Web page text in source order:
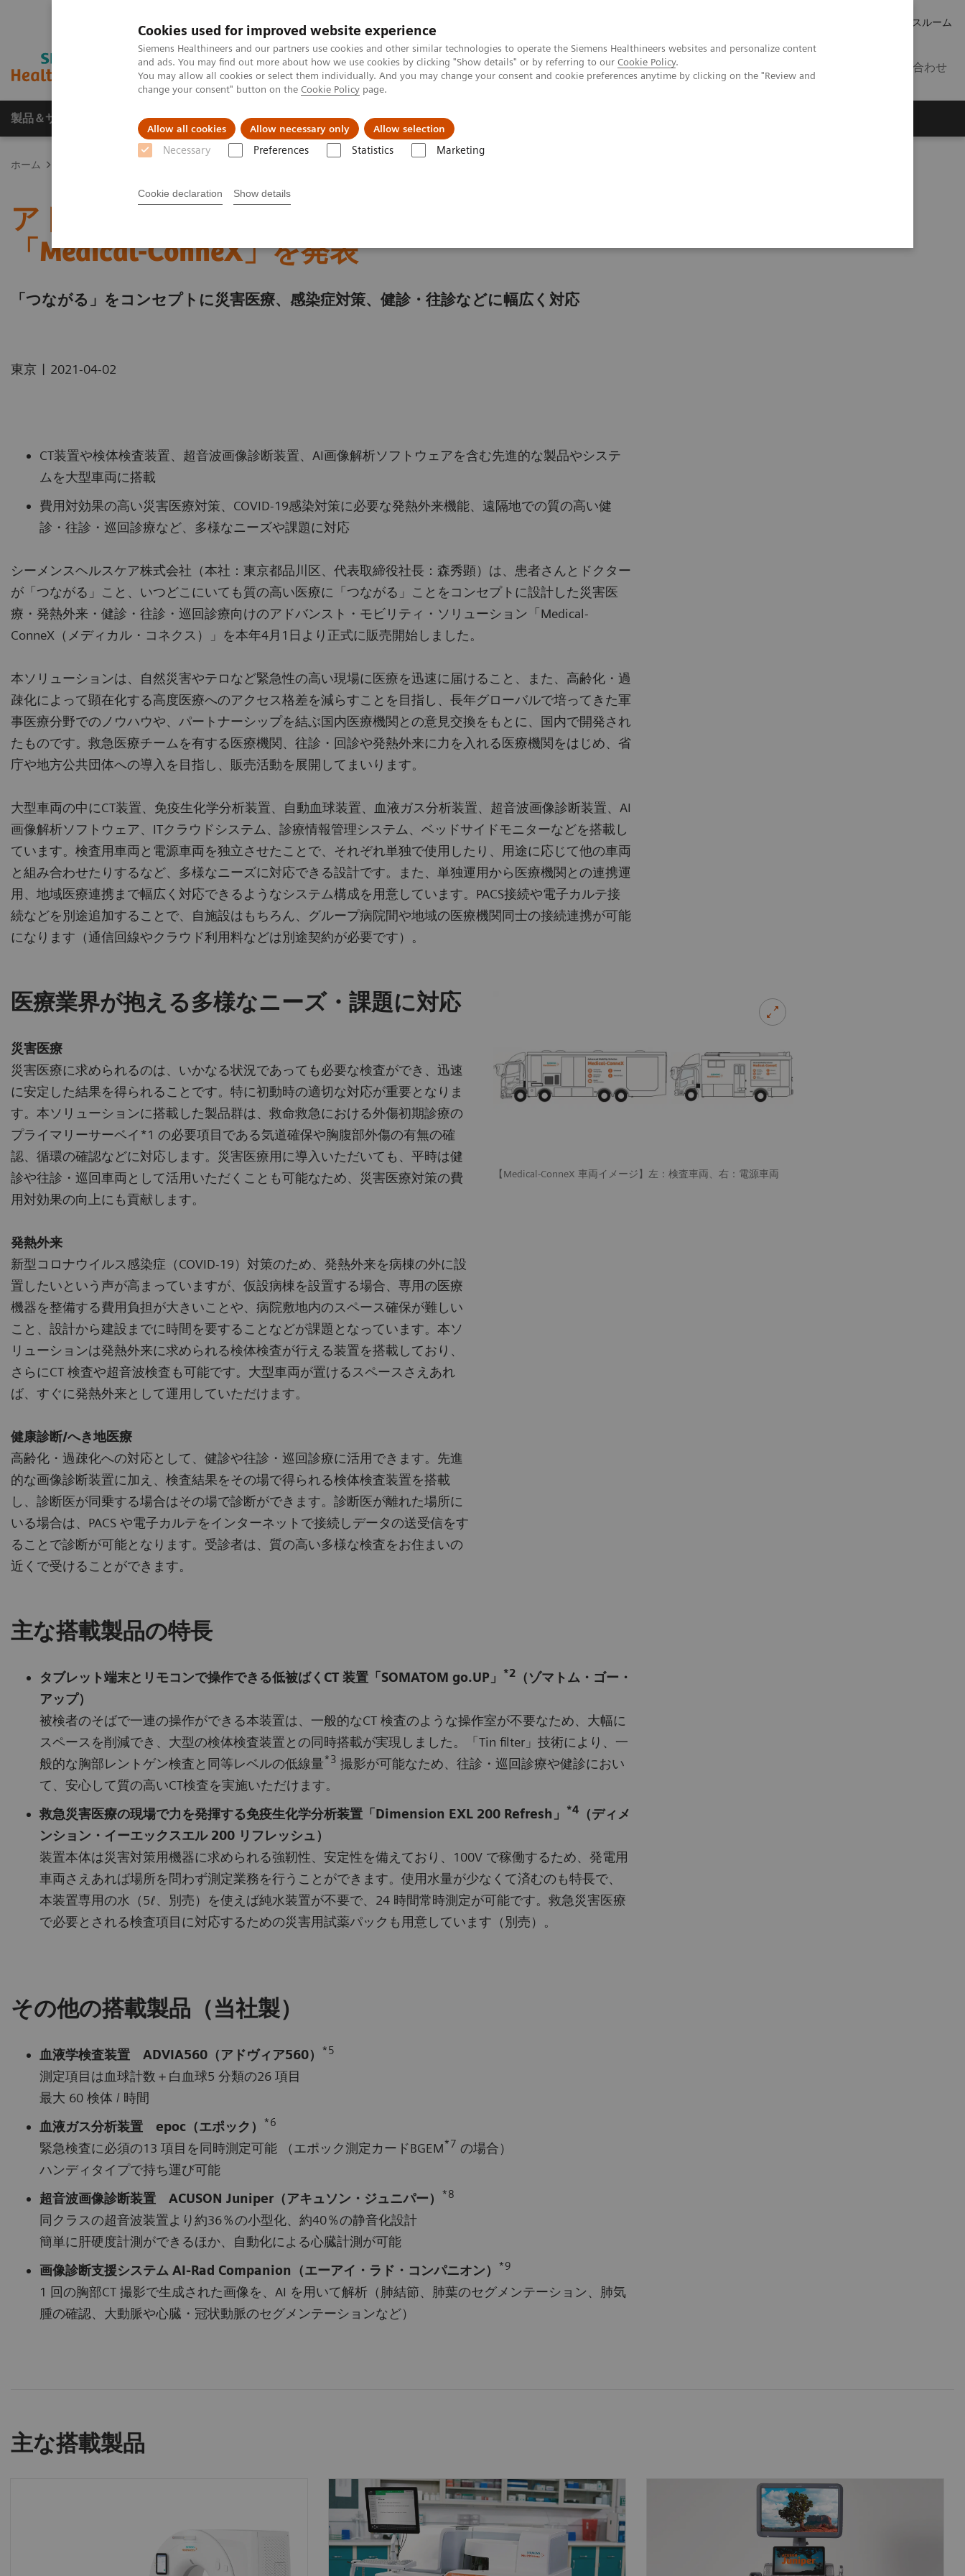
Cookies used for improved website experience
Siemens Healthineers and our partners use cookies and other similar technologies to operate the Siemens Healthineers websites and personalize content
and ads. You may find out more about how we use cookies by clicking "Show details" or by referring to our Cookie Policy.
You may allow all cookies or select them individually. And you may change your consent and cookie preferences anytime by clicking on the "Review and
change your consent" button on the Cookie Policy page.
Allow all cookies Allow necessary only Allow selection
Necessary Preferences Statistics Marketing
Cookie declaration Show details
プレスルーム
お問い合わせ
製品＆サービス サポート情報 Insights 会社情報
ホーム
アドバンスト・モビリティ・ソリューション
「Medical-ConneX」を発表
「つながる」をコンセプトに災害医療、感染症対策、健診・往診などに幅広く対応
東京 | 2021-04-02
CT装置や検体検査装置、超音波画像診断装置、AI画像解析ソフトウェアを含む先進的な製品やシステ
ムを大型車両に搭載
費用対効果の高い災害医療対策、COVID-19感染対策に必要な発熱外来機能、遠隔地での質の高い健
診・往診・巡回診療など、多様なニーズや課題に対応
シーメンスヘルスケア株式会社（本社：東京都品川区、代表取締役社長：森秀顕）は、患者さんとドクター
が「つながる」こと、いつどこにいても質の高い医療に「つながる」ことをコンセプトに設計した災害医
療・発熱外来・健診・往診・巡回診療向けのアドバンスト・モビリティ・ソリューション「Medical-
ConneX（メディカル・コネクス）」を本年4月1日より正式に販売開始しました。
本ソリューションは、自然災害やテロなど緊急性の高い現場に医療を迅速に届けること、また、高齢化・過
疎化によって顕在化する高度医療へのアクセス格差を減らすことを目指し、長年グローバルで培ってきた軍
事医療分野でのノウハウや、パートナーシップを結ぶ国内医療機関との意見交換をもとに、国内で開発され
たものです。救急医療チームを有する医療機関、往診・回診や発熱外来に力を入れる医療機関をはじめ、省
庁や地方公共団体への導入を目指し、販売活動を展開してまいります。
大型車両の中にCT装置、免疫生化学分析装置、自動血球装置、血液ガス分析装置、超音波画像診断装置、AI
画像解析ソフトウェア、ITクラウドシステム、診療情報管理システム、ベッドサイドモニターなどを搭載し
ています。検査用車両と電源車両を独立させたことで、それぞれ単独で使用したり、用途に応じて他の車両
と組み合わせたりするなど、多様なニーズに対応できる設計です。また、単独運用から医療機関との連携運
用、地域医療連携まで幅広く対応できるようなシステム構成を用意しています。PACS接続や電子カルテ接
続などを別途追加することで、自施設はもちろん、グループ病院間や地域の医療機関同士の接続連携が可能
になります（通信回線やクラウド利用料などは別途契約が必要です）。
【Medical-ConneX 車両イメージ】左：検査車両、右：電源車両
医療業界が抱える多様なニーズ・課題に対応
災害医療
災害医療に求められるのは、いかなる状況であっても必要な検査ができ、迅速
に安定した結果を得られることです。特に初動時の適切な対応が重要となりま
す。本ソリューションに搭載した製品群は、救命救急における外傷初期診療の
プライマリーサーベイ*1 の必要項目である気道確保や胸腹部外傷の有無の確
認、循環の確認などに対応します。災害医療用に導入いただいても、平時は健
診や往診・巡回車両として活用いただくことも可能なため、災害医療対策の費
用対効果の向上にも貢献します。
発熱外来
新型コロナウイルス感染症（COVID-19）対策のため、発熱外来を病棟の外に設
置したいという声が高まっていますが、仮設病棟を設置する場合、専用の医療
機器を整備する費用負担が大きいことや、病院敷地内のスペース確保が難しい
こと、設計から建設までに時間を要することなどが課題となっています。本ソ
リューションは発熱外来に求められる検体検査が行える装置を搭載しており、
さらにCT 検査や超音波検査も可能です。大型車両が置けるスペースさえあれ
ば、すぐに発熱外来として運用していただけます。
健康診断/へき地医療
高齢化・過疎化への対応として、健診や往診・巡回診療に活用できます。先進
的な画像診断装置に加え、検査結果をその場で得られる検体検査装置を搭載
し、診断医が同乗する場合はその場で診断ができます。診断医が離れた場所に
いる場合は、PACS や電子カルテをインターネットで接続しデータの送受信をす
ることで診断が可能となります。受診者は、質の高い多様な検査をお住まいの
近くで受けることができます。
主な搭載製品の特長
タブレット端末とリモコンで操作できる低被ばくCT 装置「SOMATOM go.UP」 *2 （ゾマトム・ゴー・
アップ）
被検者のそばで一連の操作ができる本装置は、一般的なCT 検査のような操作室が不要なため、大幅に
スペースを削減でき、大型の検体検査装置との同時搭載が実現しました。「Tin filter」技術により、一
般的な胸部レントゲン検査と同等レベルの低線量*3 撮影が可能なため、往診・巡回診療や健診におい
て、安心して質の高いCT検査を実施いただけます。
救急災害医療の現場で力を発揮する免疫生化学分析装置「Dimension EXL 200 Refresh」
*4 （ディメ
ンション・イーエックスエル 200 リフレッシュ）
装置本体は災害対策用機器に求められる強靭性、安定性を備えており、100V で稼働するため、発電用
車両さえあれば場所を問わず測定業務を行うことができます。使用水量が少なくて済むのも特長で、
本装置専用の水（5ℓ、別売）を使えば純水装置が不要で、24 時間常時測定が可能です。救急災害医療
で必要とされる検査項目に対応するための災害用試薬パックも用意しています（別売）。
その他の搭載製品（当社製）
血液学検査装置 ADVIA560（アドヴィア560） *5
測定項目は血球計数＋白血球5 分類の26 項目
最大 60 検体 / 時間
血液ガス分析装置 epoc（エポック）
*6
緊急検査に必須の13 項目を同時測定可能 （エポック測定カードBGEM*7 の場合）
ハンディタイプで持ち運び可能
超音波画像診断装置 ACUSON Juniper（アキュソン・ジュニパー）
*8
同クラスの超音波装置より約36％の小型化、約40％の静音化設計
簡単に肝硬度計測ができるほか、自動化による心臓計測が可能
画像診断支援システム AI-Rad Companion（エーアイ・ラド・コンパニオン）
*9
1 回の胸部CT 撮影で生成された画像を、AI を用いて解析（肺結節、肺葉のセグメンテーション、肺気
腫の確認、大動脈や心臓・冠状動脈のセグメンテーションなど）
主な搭載製品